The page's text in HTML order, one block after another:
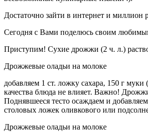
Достаточно зайти в интернет и
Сегодня с Вами поделюсь своим
Приступим! Сухие дрожжи (2 ч. л.)
Дрожжевые оладьи на молоке
добавляем 1 ст. ложку сахара, 150 г
качества блюда не влияет. Важно!
Поднявшееся тесто осаждаем и
столовых ложек оливкового или
Дрожжевые оладьи на молоке